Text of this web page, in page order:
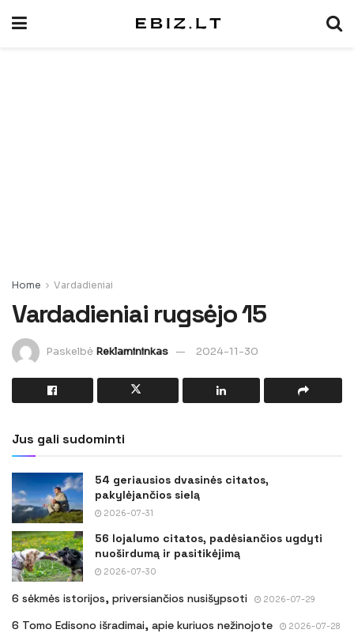
Home Vardadieniai
Vardadieniai rugsėjo 15
Paskelbė Reklamininkas 2024-11-30
Jus gali sudominti
54 geriausios dvasinės citatos,
pakylėjančios sielą
2026-07-31
56 lojalumo citatos, padėsiančios ugdyti
nuoširdumą ir pasitikėjimą
2026-07-30
6 sėkmės istorijos, priversiančios nusišypsoti 2026-07-29
6 Tomo Edisono išradimai, apie kuriuos nežinojote 2026-07-28